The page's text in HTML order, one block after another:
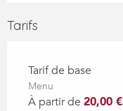
Tarifs
Tarif de base
Menu
À partir de 20,00 €